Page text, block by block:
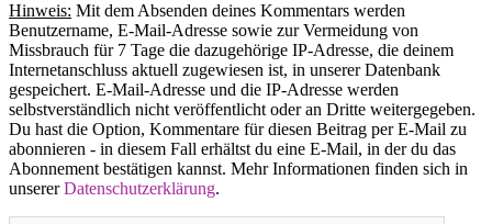
Hinweis: Mit dem Absenden deines Kommentars werden
Benutzername, E-Mail-Adresse sowie zur Vermeidung von
Missbrauch für 7 Tage die dazugehörige IP-Adresse, die deinem
Internetanschluss aktuell zugewiesen ist, in unserer Datenbank
gespeichert. E-Mail-Adresse und die IP-Adresse werden
selbstverständlich nicht veröffentlicht oder an Dritte weitergegeben.
Du hast die Option, Kommentare für diesen Beitrag per E-Mail zu
abonnieren - in diesem Fall erhältst du eine E-Mail, in der du das
Abonnement bestätigen kannst. Mehr Informationen finden sich in
unsererDatenschutzerklärung.